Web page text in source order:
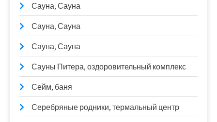
Сауна, Сауна
Сауна, Сауна
Сауна, Сауна
Сауны Питера, оздоровительный комплекс
Сейм, баня
Серебряные родники, термальный центр